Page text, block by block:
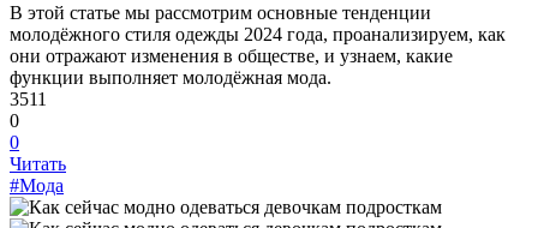
В этой статье мы рассмотрим основные тенденции
молодёжного стиля одежды 2024 года, проанализируем, как
они отражают изменения в обществе, и узнаем, какие
функции выполняет молодёжная мода.
3511
0
0
Читать
#Мода